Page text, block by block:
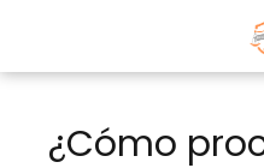
¿Cómo